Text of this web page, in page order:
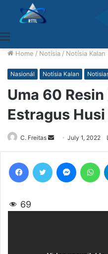
Home / Notísia / Notísia Kalan
Nasionál Notísia Kalan
Uma 60
Estragus
C. Freitas
Send
an
email
July 1, 2022
69